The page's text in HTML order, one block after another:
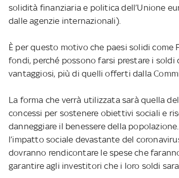
solidità finanziaria e politica dell’Unione
dalle agenzie internazionali).
È per questo motivo che paesi solidi come
fondi, perché possono farsi prestare i
vantaggiosi, più di quelli offerti dalla
La forma che verrà utilizzata sarà quella
concessi per sostenere obiettivi sociali e
danneggiare il benessere della
l’impatto sociale devastante del
dovranno rendicontare le spese che
garantire agli investitori che i loro soldi